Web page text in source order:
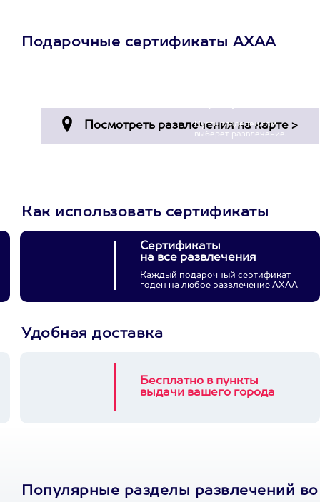
Подарочные сертификаты АХАА
Пусть владелец сам
выберет развлечение.
Как использовать сертификаты
Сертификаты
на все развлечения
Каждый подарочный сертификат
годен на любое развлечение АХАА
Удобная доставка
Бесплатно в пункты
выдачи вашего города
Популярные разделы развлечений во